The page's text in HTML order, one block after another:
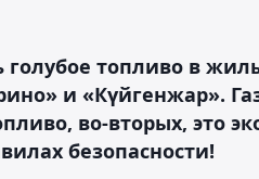
топливо в
и «Күйгенжар».
во-вторых, это
безопасности!